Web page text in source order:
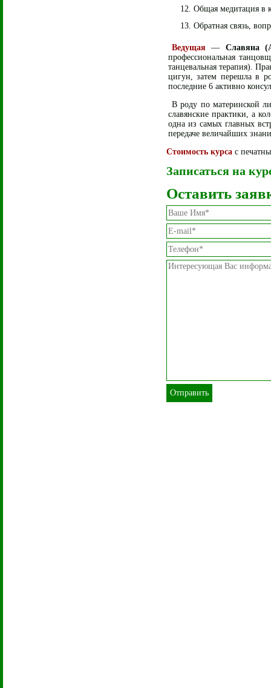
Общая медитация в
Обратная связь,
Ведущая— Славяна
профессиональная
танцевальная терапия).
цигун, затем перешла в
последние 6 активно
В роду по материнской
славянские практики, а
одна из самых главных
передаче величайших
Стоимость курса с
Записаться на
Оставить